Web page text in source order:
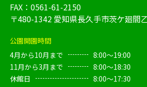
FAX：0561-61-2150
〒480-1342 愛知県長久手市茨ケ廻間
公園開園時間
4月から10月まで
8:00～19:00
11月から3月まで
8:00～18:30
休館日
8:00～17:30